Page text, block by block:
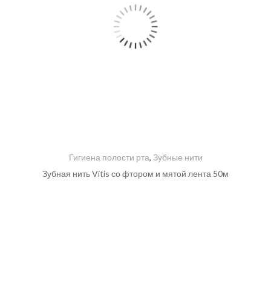
Гигиена полости рта, Зубные нити
Зубная нить Vitis со фтором и мятой лента 50м